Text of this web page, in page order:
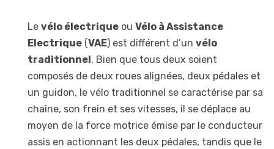
Le vélo électrique ou Vélo à Assistance
Electrique (VAE) est différent d’un vélo
traditionnel . Bien que tous deux soient
composés de deux roues alignées, deux pédales et
un guidon, le vélo traditionnel se caractérise par sa
chaîne, son frein et ses vitesses, il se déplace au
moyen de la force motrice émise par le conducteur
assis en actionnant les deux pédales, tandis que le